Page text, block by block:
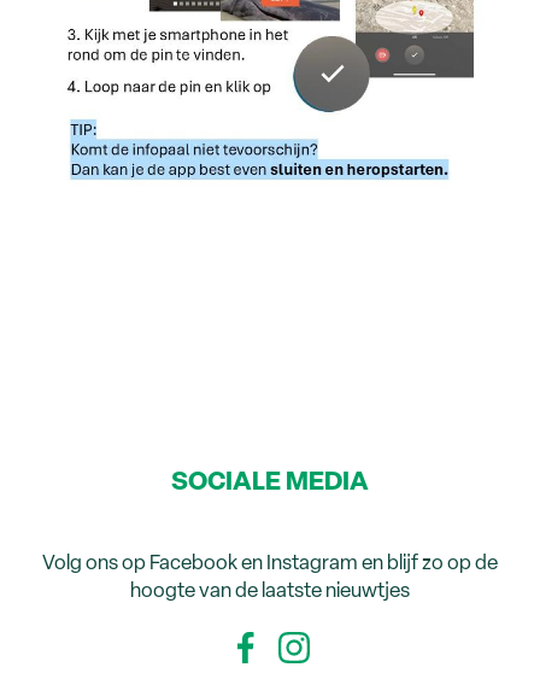
SOCIALE MEDIA
Volg ons op Facebook en Instagram en blijf zo op de
hoogte van de laatste nieuwtjes